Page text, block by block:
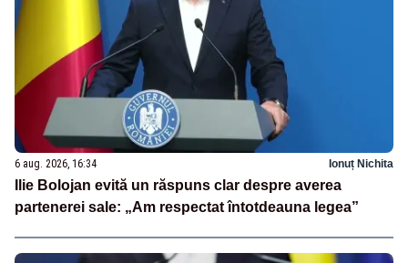
6 aug. 2026, 16:34 Ionuț Nichita
Ilie Bolojan evită un răspuns clar despre averea
partenerei sale: „Am respectat întotdeauna legea”